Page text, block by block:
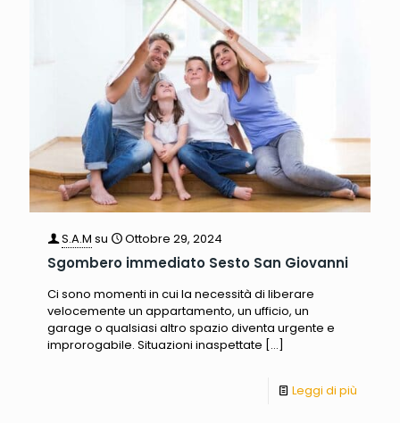
S.A.M su Ottobre 29, 2024
Sgombero immediato Sesto San Giovanni
Ci sono momenti in cui la necessità di liberare
velocemente un appartamento, un ufficio, un
garage o qualsiasi altro spazio diventa urgente e
improrogabile. Situazioni inaspettate […]
Leggi di più